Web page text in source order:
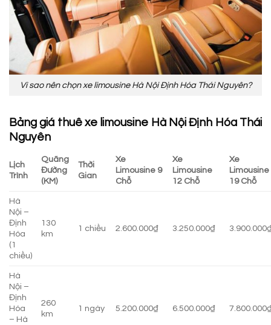
Vì sao nên chọn xe limousine Hà Nội Định Hóa Thái Nguyên?
Bảng giá thuê xe limousine Hà Nội Định Hóa Thái
Nguyên
Lịch
Trình
Quãng
Đường
(KM)
Thời
Gian
Xe
Limousine 9
Chỗ
Xe
Limousine
12 Chỗ
Xe
Limousine
19 Chỗ
Hà
Nội –
Định
Hóa
(1
chiều)
130
km
1 chiều 2.600.000₫ 3.250.000₫
Hà
Nội –
Định
Hóa
– Hà
260
km
1 ngày 5.200.000₫ 6.500.000₫